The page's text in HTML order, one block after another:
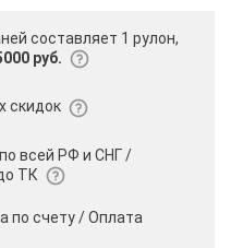
составляет 1 рулон,
руб.
скидок
всей РФ и СНГ /
ТК
по счету /Оплата